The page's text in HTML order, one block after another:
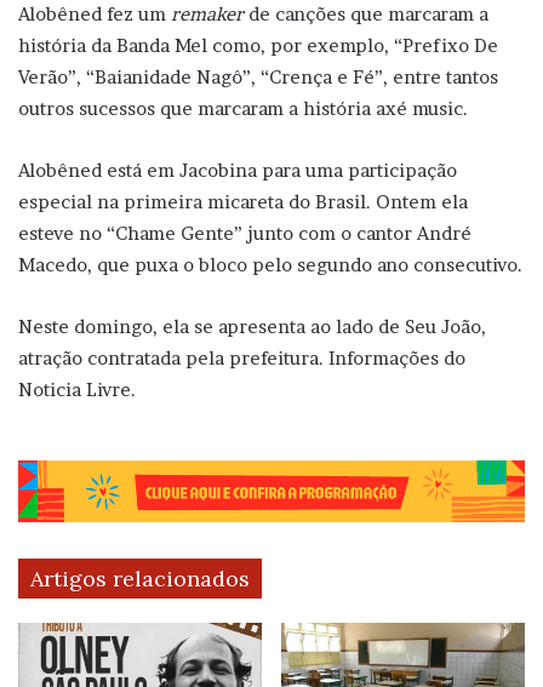
Alobêned fez um remakerde canções que marcaram a
história da Banda Mel como, por exemplo, “Prefixo De
Verão”, “Baianidade Nagô”, “Crença e Fé”, entre tantos
outros sucessos que marcaram a história axé music.
Alobêned está em Jacobina para uma participação
especial na primeira micareta do Brasil. Ontem ela
esteve no “Chame Gente” junto com o cantor André
Macedo, que puxa o bloco pelo segundo ano consecutivo.
Neste domingo, ela se apresenta ao lado de Seu João,
atração contratada pela prefeitura. Informações do
Noticia Livre.
Artigos relacionados